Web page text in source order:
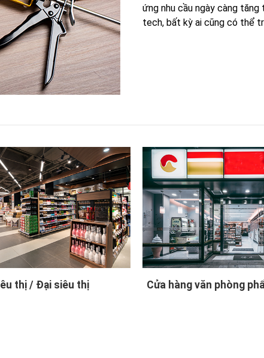
ứng nhu cầu ngày càng
tech, bất kỳ ai cũng có thể
thị / Đại siêu thị Cửa hàng văn phòng